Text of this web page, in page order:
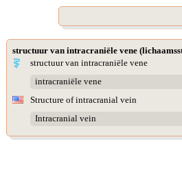
structuur van intracraniële vene
structuur van intracraniële vene
intracraniële vene
Structure of intracranial vein
Intracranial vein